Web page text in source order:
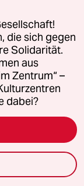
wie
Weg
die nichts
lernen
die sich gegen
Solidarität.
aus
Zentrum“ –
dabei?